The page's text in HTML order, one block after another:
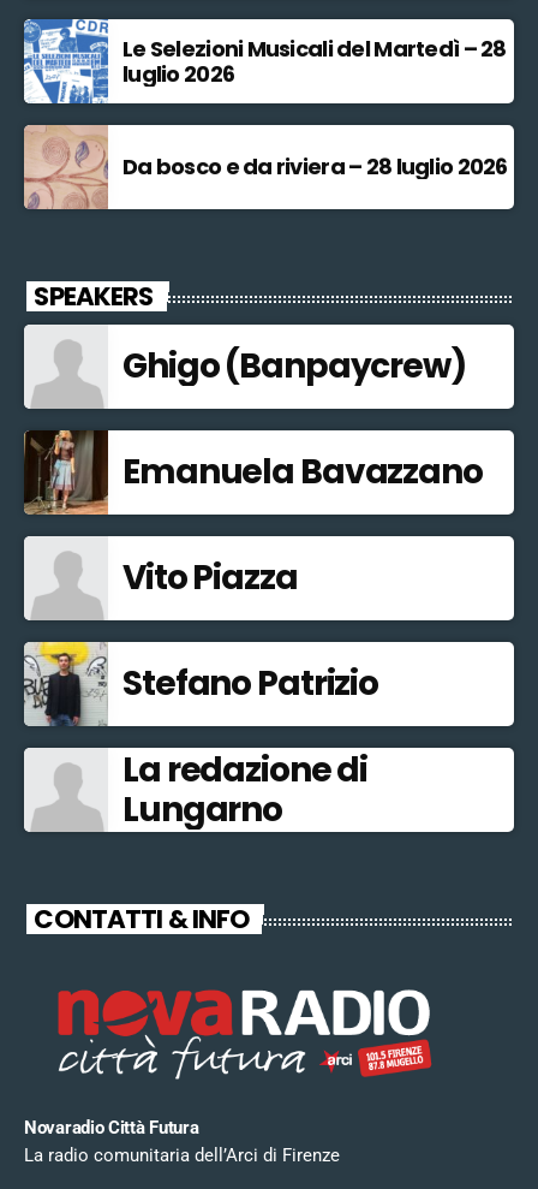
Le Selezioni Musicali del Martedì – 28
luglio 2026
Da bosco e da riviera – 28 luglio 2026
SPEAKERS
Ghigo (Banpaycrew)
Emanuela Bavazzano
Vito Piazza
Stefano Patrizio
La redazione di
Lungarno
CONTATTI & INFO
Novaradio Città Futura
La radio comunitaria dell’Arci di Firenze